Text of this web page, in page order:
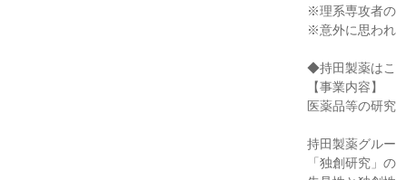
※理系専攻者
※意外に思わ
◆持田製薬は
【事業内容】
医薬品等の研
持田製薬グル
「独創研究」